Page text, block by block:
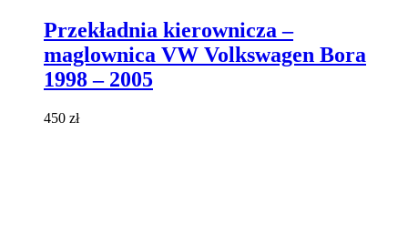
ma
wiele
wariantów.
Opcje
można
Przekładnia kierownicza –
maglownica VW Volkswagen Bora
1998 – 2005
450 zł